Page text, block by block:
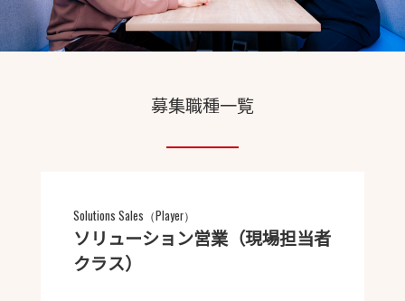
募集職種一覧
Solutions Sales（Player）
ソリューション営業（現場担当者
クラス）